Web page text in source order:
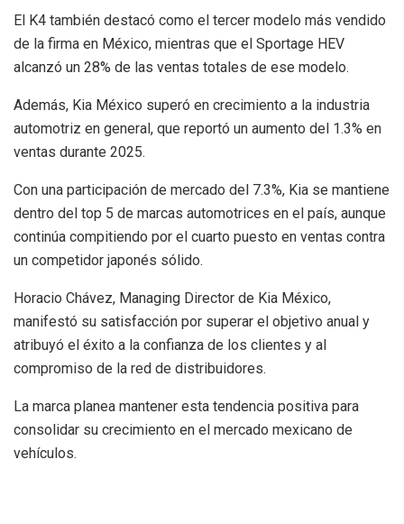
El K4 también destacó como el tercer modelo más vendido
de la firma en México, mientras que el Sportage HEV
alcanzó un 28% de las ventas totales de ese modelo.
Además, Kia México superó en crecimiento a la industria
automotriz en general, que reportó un aumento del 1.3% en
ventas durante 2025.
Con una participación de mercado del 7.3%, Kia se mantiene
dentro del top 5 de marcas automotrices en el país, aunque
continúa compitiendo por el cuarto puesto en ventas contra
un competidor japonés sólido.
Horacio Chávez, Managing Director de Kia México,
manifestó su satisfacción por superar el objetivo anual y
atribuyó el éxito a la confianza de los clientes y al
compromiso de la red de distribuidores.
La marca planea mantener esta tendencia positiva para
consolidar su crecimiento en el mercado mexicano de
vehículos.